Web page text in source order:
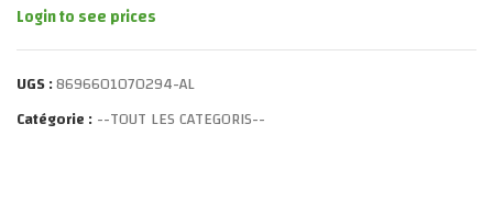
Login to see prices
UGS :8696601070294-AL
Catégorie :--TOUT LES CATEGORIS--